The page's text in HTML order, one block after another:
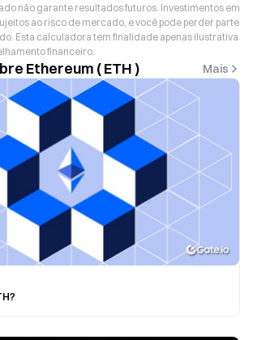
não garante resultados futuros. Investimentos em
ao risco de mercado, e você pode perder parte
Esta calculadora tem finalidade apenas ilustrativa
financeiro.
Ethereum ( ETH ) Mais